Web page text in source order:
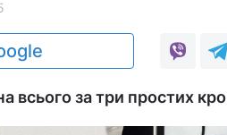
всього за три простих